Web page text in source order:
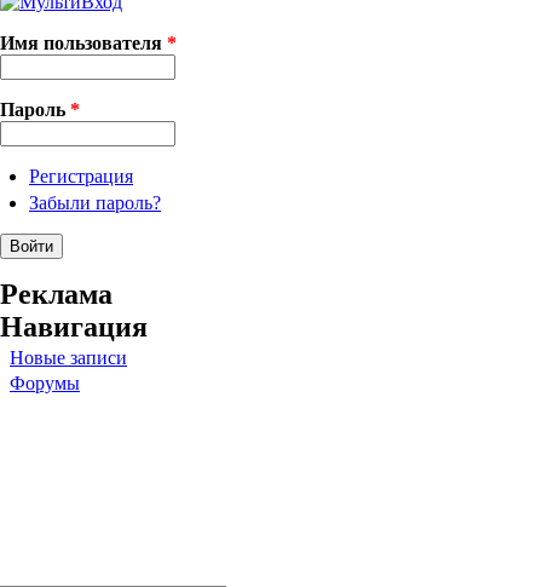
Имя пользователя *
Пароль *
Регистрация
Забыли пароль?
Реклама
Навигация
Новые записи
Форумы